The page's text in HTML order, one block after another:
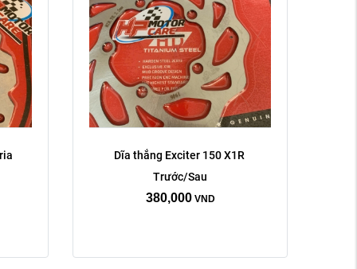
Dĩa thắng Exciter 150 X1R
Trước/Sau
380,000 VND